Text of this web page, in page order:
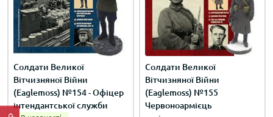
Солдати Великої
Вітчизняної Війни
(Eaglemoss) №154 - Офіцер
інтендантської служби
Солдати Великої
Вітчизняної Війни
(Eaglemoss) №155
Червоноармієць